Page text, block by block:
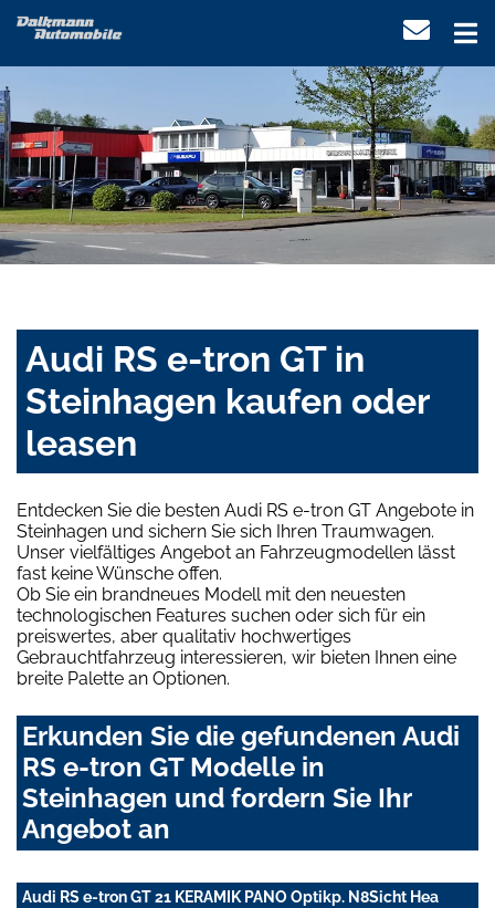
Audi RS e-tron GT in
Steinhagen kaufen oder
leasen
Entdecken Sie die besten Audi RS e-tron GT Angebote in
Steinhagen und sichern Sie sich Ihren Traumwagen.
Unser vielfältiges Angebot an Fahrzeugmodellen lässt
fast keine Wünsche offen.
Ob Sie ein brandneues Modell mit den neuesten
technologischen Features suchen oder sich für ein
preiswertes, aber qualitativ hochwertiges
Gebrauchtfahrzeug interessieren, wir bieten Ihnen eine
breite Palette an Optionen.
Erkunden Sie die gefundenen Audi
RS e-tron GT Modelle in
Steinhagen und fordern Sie Ihr
Angebot an
Audi RS e-tron GT 21 KERAMIK PANO Optikp. N8Sicht Hea